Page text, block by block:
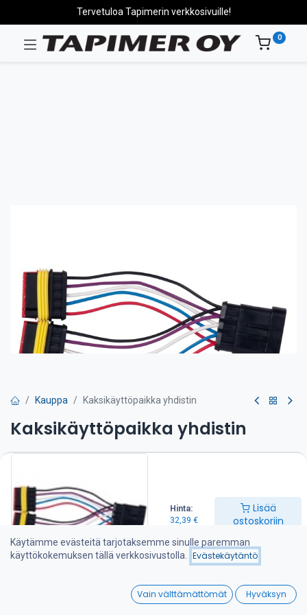
Hinta:
32,39 €
Lisää
ostoskoriin
Wishlist
Tervetuloa Tapimerin verkkosivuille!
0
Kauppa Kaksikäyttöpaikka yhdistin
Kaksikäyttöpaikka yhdistin
32,39
Lisää ostoskoriin
Lisää toivelistalle
Käytämme evästeitä tarjotaksemme sinulle paremman
käyttökokemuksen tällä verkkosivustolla.
Evästekäytäntö
Vain välttämättömät Hyväksyn